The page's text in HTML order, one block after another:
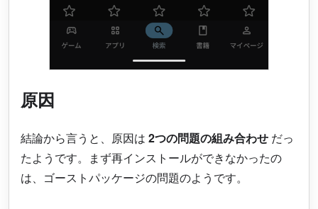
原因
結論から言うと、原因は 2つの問題の組み合わせ だっ
たようです。まず再インストールができなかったの
は、ゴーストパッケージの問題のようです。